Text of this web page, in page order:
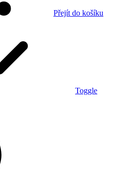
Přejít do košíku
Toggle